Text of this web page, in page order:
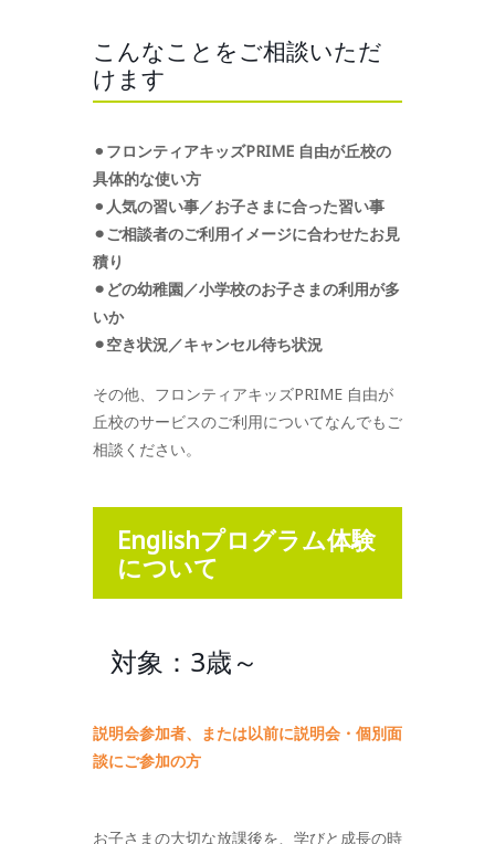
こんなことをご相談いただ
けます
⚫︎ フロンティアキッズPRIME 自由が丘校の
具体的な使い方
⚫︎ 人気の習い事／お子さまに合った習い事
⚫︎ご相談者のご利用イメージに合わせたお見
積り
⚫︎どの幼稚園／小学校のお子さまの利用が多
いか
⚫︎空き状況／キャンセル待ち状況
その他、フロンティアキッズPRIME 自由が
丘校のサービスのご利用についてなんでもご
相談ください。
Englishプログラム体験
について
対象：3歳～
説明会参加者、または以前に説明会・個別面
談にご参加の方
お子さまの大切な放課後を、学びと成長の時